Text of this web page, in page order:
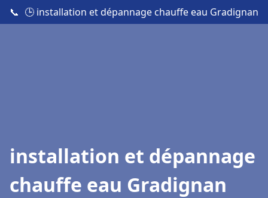
📞 🕒 installation et dépannage chauffe eau Gradignan
installation et dépannage
chauffe eau Gradignan